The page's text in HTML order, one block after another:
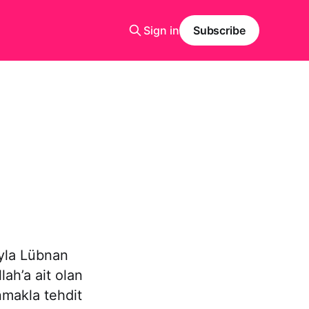
Sign in Subscribe
Lübnan
ait olan
tehdit